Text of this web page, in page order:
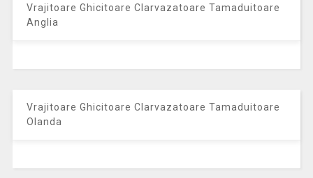
Vrajitoare Ghicitoare Clarvazatoare Tamaduitoare
Anglia
Vrajitoare Ghicitoare Clarvazatoare Tamaduitoare
Olanda